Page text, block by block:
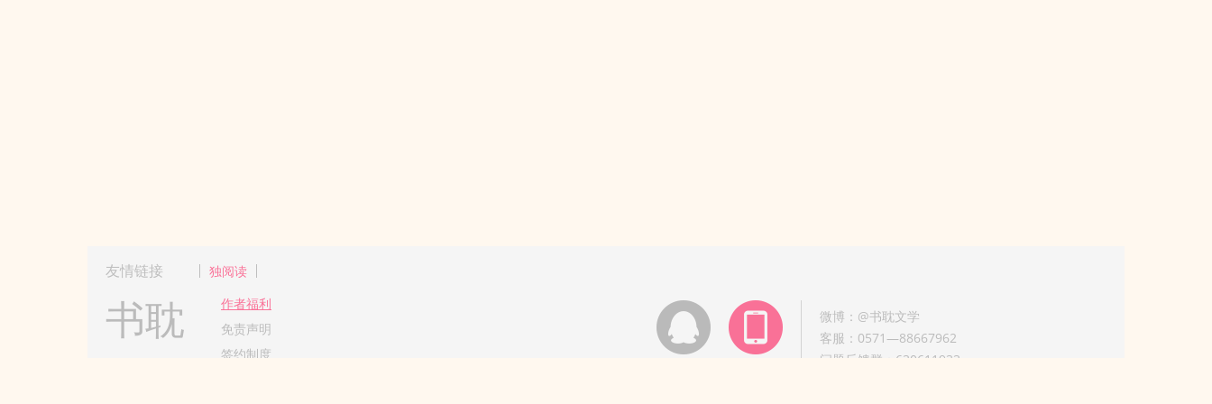
友情链接 独阅读
书耽
作者福利
免责声明
签约制度
微博：@书耽文学
客服：0571—88667962
问题反馈群：630611933